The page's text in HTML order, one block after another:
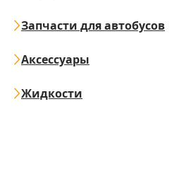
Запчасти для автобусов
Аксессуары
Жидкости